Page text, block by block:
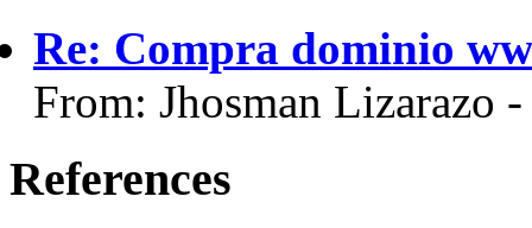
Re: Compra dominio
From: Jhosman Lizarazo
References